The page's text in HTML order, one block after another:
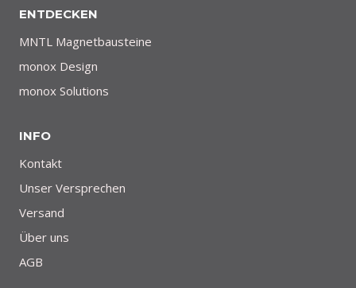
ENTDECKEN
MNTL Magnetbausteine
monox Design
monox Solutions
INFO
Kontakt
Unser Versprechen
Versand
Über uns
AGB